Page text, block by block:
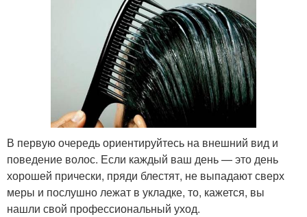
В первую очередь ориентируйтесь на внешний вид и
поведение волос. Если каждый ваш день — это день
хорошей прически, пряди блестят, не выпадают сверх
меры и послушно лежат в укладке, то, кажется, вы
нашли свой профессиональный уход.